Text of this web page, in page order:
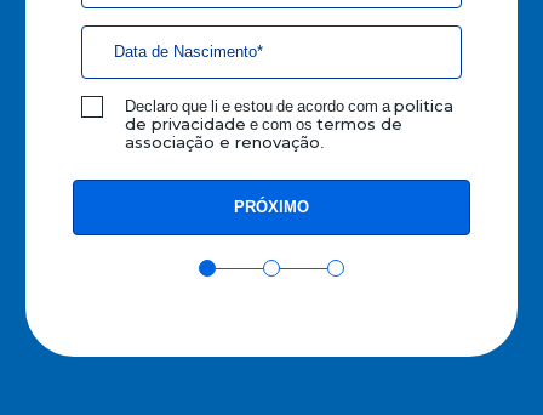
Declaro que li e estou de acordo com apolitica
de privacidade e com os termos de
associação e renovação.